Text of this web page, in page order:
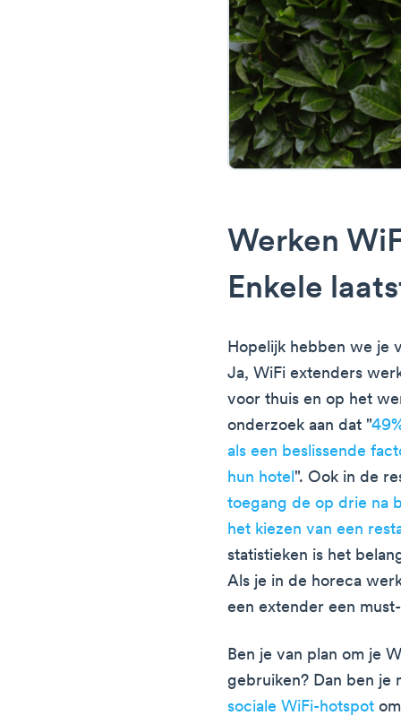
Werken
Enkele
Hopelijk hebben we je
Ja, WiFi extenders
voor thuis en op het
onderzoek aan dat "
als een beslissende
hun hotel". Ook in de
toegang de op drie na
het kiezen van een
statistieken is het
Als je in de horeca
een extender een
Ben je van plan om je
gebruiken? Dan ben je
sociale WiFi-hotspot